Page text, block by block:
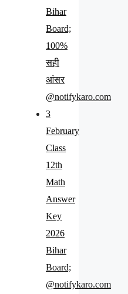
Bihar
Board;
100%
सही
आंसर
@notifykaro.com
3
February
Class
12th
Math
Answer
Key
2026
Bihar
Board;
@notifykaro.com